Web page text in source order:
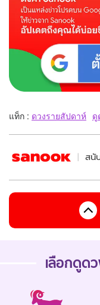
แท็ก : ดวงรายสัปดาห์ ดู
สนั
เลือกดูด